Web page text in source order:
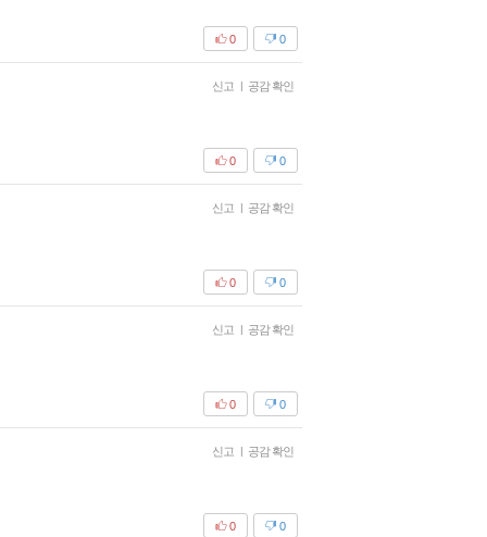
0
0
신고 | 공감 확인
0
0
신고 | 공감 확인
0
0
신고 | 공감 확인
0
0
신고 | 공감 확인
0
0